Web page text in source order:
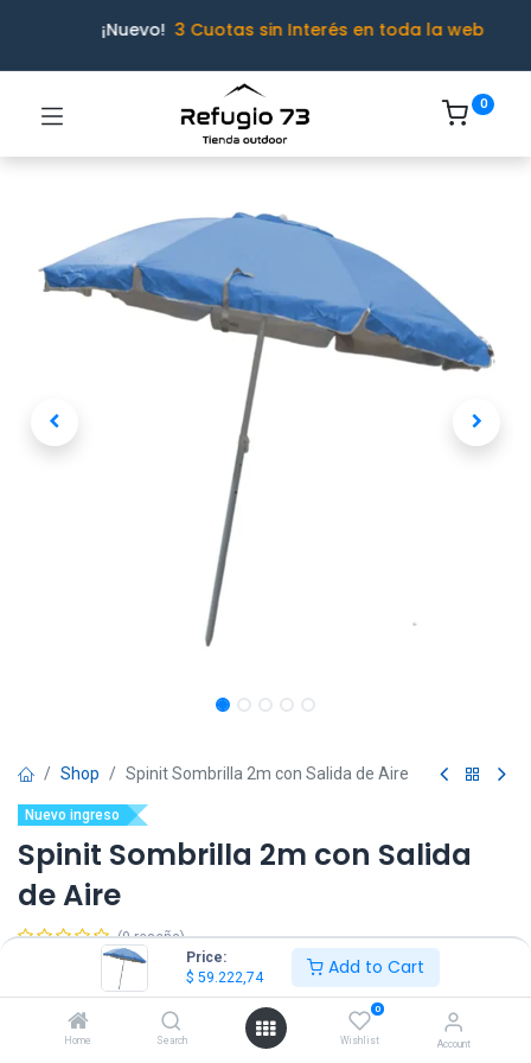
Price:
$ 59.222,74 Add to Cart
Home Search
0
Wishlist Account
¡Nuevo! 3 Cuotas sin Interés en toda la web
0
Shop Spinit Sombrilla 2m con Salida de Aire
Nuevo ingreso
Spinit Sombrilla 2m con Salida
de Aire
(0 reseña)
59.222,74 IVA Incluido
Color